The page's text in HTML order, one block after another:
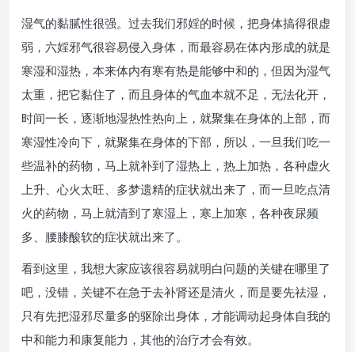
湿气的黏腻性很强。过去我们邪婬的时候，把身体搞得很虚
弱，六婬邪气很容易侵入身体，而最容易在体内形成的就是
寒湿和湿热，本来体内有寒有热是能够中和的，但因为湿气
太重，把它黏住了，而且身体的气血本就不足，无法化开，
时间一长，逐渐地湿热性热向上，就聚集在身体的上部，而
寒湿性冷向下，就聚集在身体的下部，所以，一旦我们吃一
些温补的药物，马上就补到了湿热上，热上加热，各种虚火
上升、心火太旺、多梦遗精的症状就出来了，而一旦吃点清
火的药物，马上就清到了寒湿上，寒上加寒，各种夜尿频
多、腰膝酸软的症状就出来了。
看到这里，我想大家应该很容易就明白问题的关键在哪里了
吧，没错，关键不在急于去补肾还是清火，而是要先祛湿，
只有先把湿邪尽量多的驱除出身体，才能调动起身体自我的
中和能力和康复能力，其他的治疗才会有效。